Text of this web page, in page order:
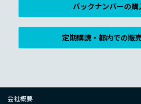
バックナンバーの購
定期購読・都内での販
会社概要